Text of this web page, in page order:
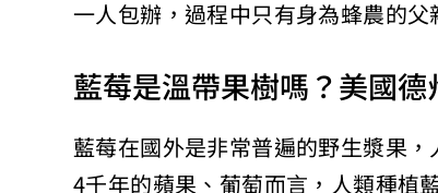
一人包辦，過程中只有身為蜂農的
藍莓是溫帶果樹嗎？美國
藍莓在國外是非常普遍的野生漿果